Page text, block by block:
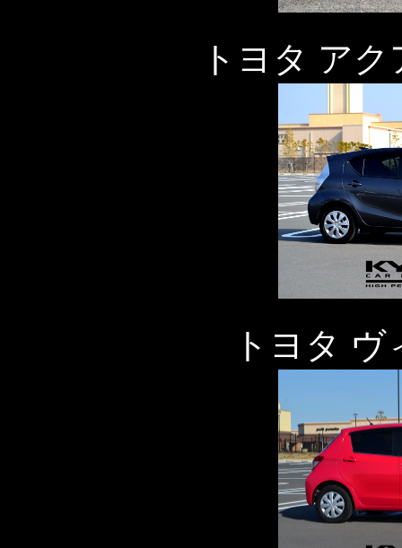
トヨタ ア
トヨタ